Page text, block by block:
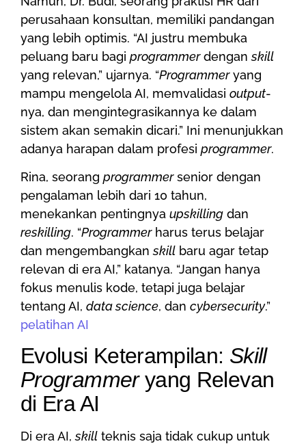
perusahaan konsultan, memiliki pandangan
yang lebih optimis. “AI justru membuka
peluang baru bagi programmerdenganskill
yang relevan,” ujarnya. “Programmeryang
mampu mengelola AI, memvalidasi output-
nya, dan mengintegrasikannya ke dalam
sistem akan semakin dicari.” Ini menunjukkan
adanya harapan dalam profesi programmer.
Rina, seorang programmersenior dengan
pengalaman lebih dari 10 tahun,
menekankan pentingnya upskilling dan
reskilling. “Programmerharus terus belajar
dan mengembangkanskill baru agar tetap
relevan di era AI,” katanya. “Jangan hanya
fokus menulis kode, tetapi juga belajar
tentang AI, data science, dan cybersecurity.”
pelatihan AI
Evolusi Keterampilan: Skill
Programmeryang Relevan
di Era AI
Di era AI,skill teknis saja tidak cukup untuk